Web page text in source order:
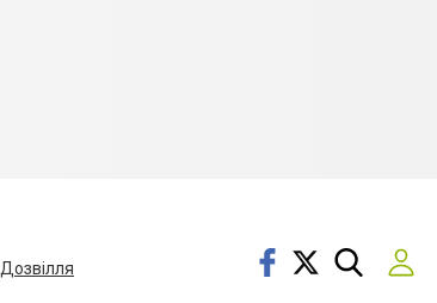
Дозвілля